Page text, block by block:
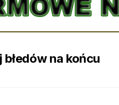
na końcu